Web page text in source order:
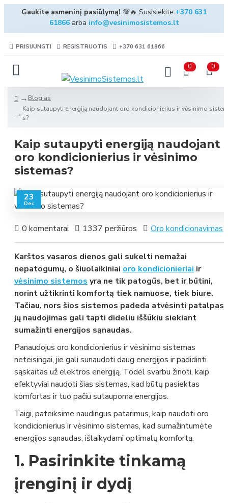
Gaukite asmeninį pasiūlymą! 💯🔥 Susisiekite +370 631
61866arba info@vesinimosistemos.lt
PRISIJUNGTI REGISTRUOTIS +370 631 61866
0 0
Blog'as
Kaip sutaupyti energiją naudojant oro kondicionierius ir vėsinimo
s?
Kaip sutaupyti energiją naudojant
oro kondicionierius ir vėsinimo
sistemas?
23
Dec
0 komentarai 1337 peržiūros Oro kondicionavimas
Karštos vasaros dienos gali sukelti nemažai
nepatogumų, o šiuolaikiniai oro kondicionieriai ir
vėsinimo sistemos yra ne tik patogūs, bet ir būtini,
norint užtikrinti komfortą tiek namuose, tiek biure.
Tačiau, nors šios sistemos padeda atvėsinti patalpas,
jų naudojimas gali tapti dideliu iššūkiu siekiant
sumažinti energijos sąnaudas.
Panaudojus oro kondicionierius ir vėsinimo sistemas
neteisingai, jie gali sunaudoti daug energijos ir padidinti
sąskaitas už elektros energiją. Todėl svarbu žinoti, kaip
efektyviai naudoti šias sistemas, kad būtų pasiektas
komfortas ir tuo pačiu sutaupoma energijos.
Taigi, pateiksime naudingus patarimus, kaip naudoti oro
kondicionierius ir vėsinimo sistemas, kad sumažintumėte
energijos sąnaudas, išlaikydami optimalų komfortą.
1. Pasirinkite tinkamą
įrenginį ir dydį